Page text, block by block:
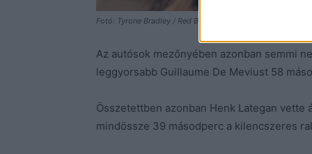
Fotó: Tyrone Bradley / Red Bull Content Pool
Az autósok mezőnyében azonban semmi
leggyorsabb Guillaume De Meviust 58
Összetettben azonban Henk Lategan
mindössze 39 másodperc a kilencszeres